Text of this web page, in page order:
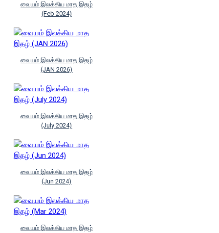
வையம் இலக்கிய மாத இதழ்
(Feb 2024)
வையம் இலக்கிய மாத இதழ்
(JAN 2026)
வையம் இலக்கிய மாத இதழ்
(July 2024)
வையம் இலக்கிய மாத இதழ்
(Jun 2024)
வையம் இலக்கிய மாத இதழ்